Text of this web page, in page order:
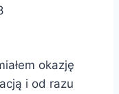
okazję
i od razu